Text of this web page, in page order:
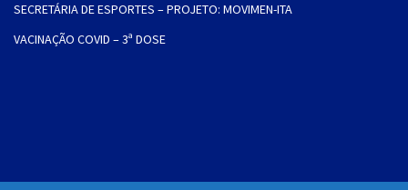
SECRETÁRIA DE ESPORTES – PROJETO: MOVIMEN-ITA
VACINAÇÃO COVID – 3ª DOSE